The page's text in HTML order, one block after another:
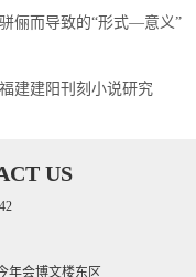
俪而导致的“形式—意义”
建建阳刊刻小说研究
US
年会博文楼东区